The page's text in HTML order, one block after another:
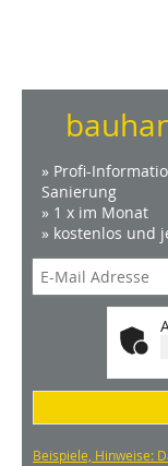
» Profi-
Sanierung
» 1 x im Monat
» kostenlos und
Beispiele, Hinweise: